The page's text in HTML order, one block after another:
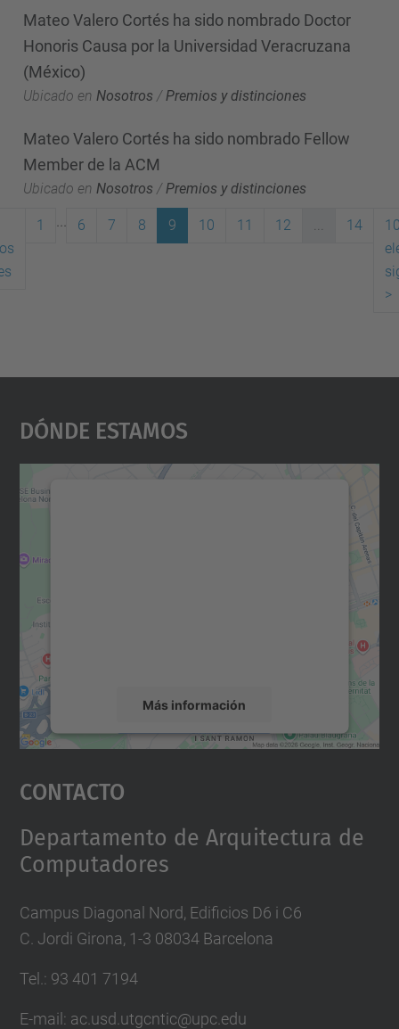
Mateo Valero Cortés ha sido nombrado Doctor
Honoris Causa por la Universidad Veracruzana
(México)
Ubicado en Nosotros / Premios y distinciones
Mateo Valero Cortés ha sido nombrado Fellow
Member de la ACM
Ubicado en Nosotros /Premios y distinciones
1 6 7 8 9 10 11 12 ... 14
>
Dónde Estamos
Más información
Aceptar
powered by
Contacto
Departamento de Arquitectura de
Computadores
Campus Diagonal Nord, Edificios D6 i C6
C. Jordi Girona, 1-3 08034 Barcelona
Tel.: 93 401 7194
E-mail: ac.usd.utgcntic@upc.edu